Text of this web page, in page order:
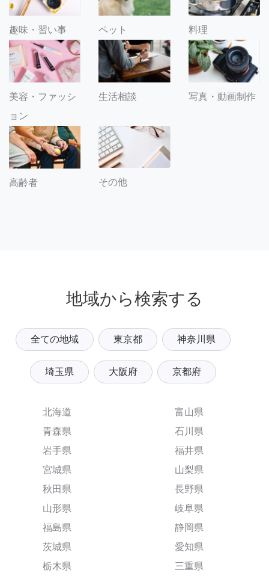
趣味・習い事 ペット 料理
美容・ファッシ
ョン
生活相談 写真・動画制作
高齢者 その他
地域から検索する
全ての地域 東京都 神奈川県
埼玉県 大阪府 京都府
北海道
青森県
岩手県
宮城県
秋田県
山形県
福島県
茨城県
栃木県
富山県
石川県
福井県
山梨県
長野県
岐阜県
静岡県
愛知県
三重県